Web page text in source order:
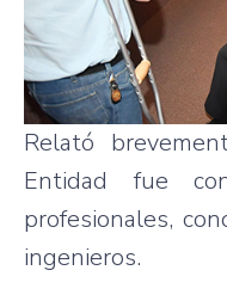
Relató
Entidad fue
profesionales,
ingenieros.